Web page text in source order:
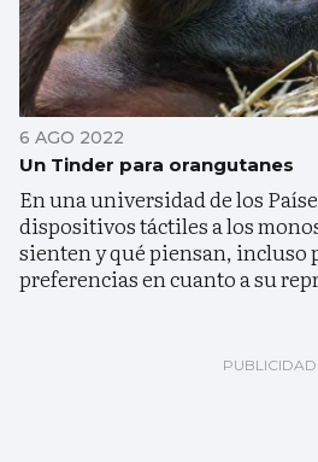
6 AGO 2022
Un Tinder para orangutanes
En una universidad de los
dispositivos táctiles a los
sienten y qué piensan, incluso
preferencias en cuanto a su